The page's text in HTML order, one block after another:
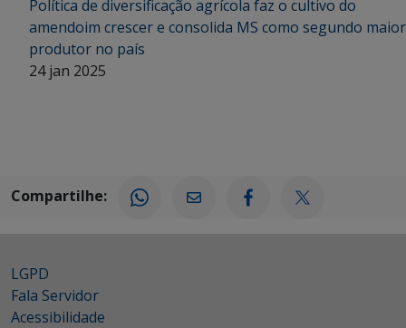
Política de diversificação agrícola faz o cultivo do
amendoim crescer e consolida MS como segundo maior
produtor no país
24 jan 2025
Compartilhe:
LGPD
Fala Servidor
Acessibilidade